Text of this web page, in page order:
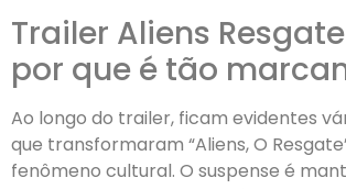
Trailer Aliens
por que é tão
Ao longo do trailer, ficam evidentes
que transformaram “Aliens, O
fenômeno cultural. O suspense é